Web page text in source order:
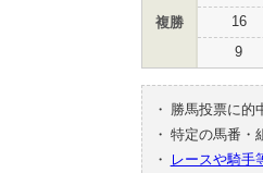
複勝 16
9
・
勝馬投票に的
・ 特定の馬番・
・
レースや騎手